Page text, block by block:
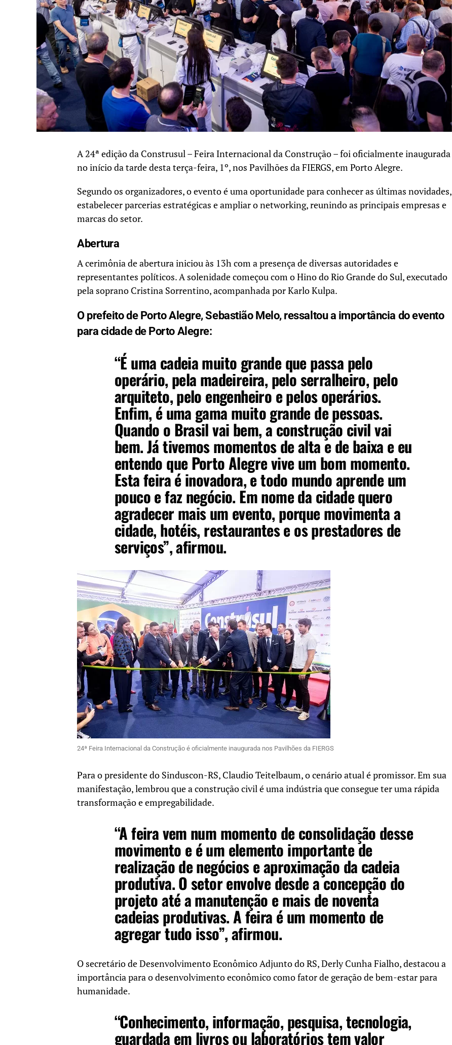
A 24ª edição da Construsul – Feira Internacional da Construção – foi oficialmente inaugurada
no início da tarde desta terça-feira, 1º, nos Pavilhões da FIERGS, em Porto Alegre.
Segundo os organizadores, o evento é uma oportunidade para conhecer as últimas novidades,
estabelecer parcerias estratégicas e ampliar o networking, reunindo as principais empresas e
marcas do setor.
Abertura
A cerimônia de abertura iniciou às 13h com a presença de diversas autoridades e
representantes políticos. A solenidade começou com o Hino do Rio Grande do Sul, executado
pela soprano Cristina Sorrentino, acompanhada por Karlo Kulpa.
O prefeito de Porto Alegre, Sebastião Melo, ressaltou a importância do evento
para cidade de Porto Alegre:
“É uma cadeia muito grande que passa pelo
operário, pela madeireira, pelo serralheiro, pelo
arquiteto, pelo engenheiro e pelos operários.
Enfim, é uma gama muito grande de pessoas.
Quando o Brasil vai bem, a construção civil vai
bem. Já tivemos momentos de alta e de baixa e eu
entendo que Porto Alegre vive um bom momento.
Esta feira é inovadora, e todo mundo aprende um
pouco e faz negócio. Em nome da cidade quero
agradecer mais um evento, porque movimenta a
cidade, hotéis, restaurantes e os prestadores de
serviços”, afirmou.
24ª Feira Internacional da Construção é oficialmente inaugurada nos Pavilhões da FIERGS
Para o presidente do Sinduscon-RS, Claudio Teitelbaum, o cenário atual é promissor. Em sua
manifestação, lembrou que a construção civil é uma indústria que consegue ter uma rápida
transformação e empregabilidade.
“A feira vem num momento de consolidação desse
movimento e é um elemento importante de
realização de negócios e aproximação da cadeia
produtiva. O setor envolve desde a concepção do
projeto até a manutenção e mais de noventa
cadeias produtivas. A feira é um momento de
agregar tudo isso”, afirmou.
O secretário de Desenvolvimento Econômico Adjunto do RS, Derly Cunha Fialho, destacou a
importância para o desenvolvimento econômico como fator de geração de bem-estar para
humanidade.
“Conhecimento, informação, pesquisa, tecnologia,
guardada em livros ou laboratórios tem valor